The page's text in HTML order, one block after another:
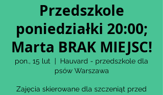
Przedszkole
poniedziałki 20:00;
Marta BRAK MIEJSC!
pon., 15 lut
  |
Hauvard - przedszkole dla
psów Warszawa
Zajęcia skierowane dla szczeniąt przed